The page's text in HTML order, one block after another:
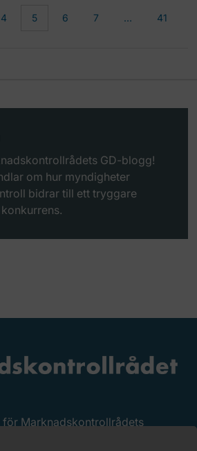
4 5 6 7 … 41
GD-blogg!
om hur myndigheter
bidrar till ett tryggare
för Marknadskontrollrådets